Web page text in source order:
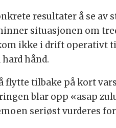
resultater å se av
situasjonen om
ikke i drift operativt
hånd.
flytte tilbake på kort
blar opp «asap
seriøst vurderes